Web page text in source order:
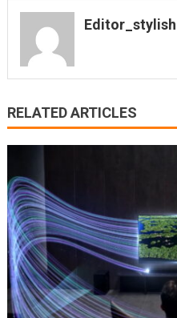
Editor_stylish
RELATED ARTICLES